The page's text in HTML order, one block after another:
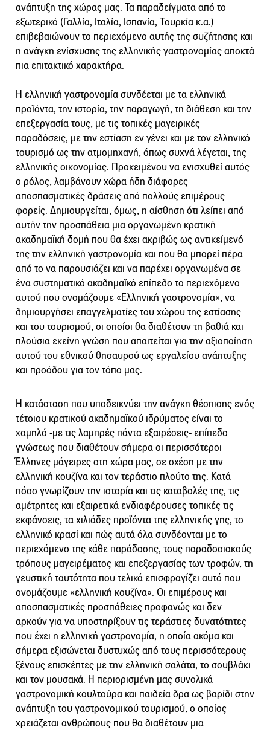
ανάπτυξη της χώρας μας. Τα παραδείγματα από το
εξωτερικό (Γαλλία, Ιταλία, Ισπανία, Τουρκία κ.α.)
επιβεβαιώνουν το περιεχόμενο αυτής της συζήτησης και
η ανάγκη ενίσχυσης της ελληνικής γαστρονομίας αποκτά
πια επιτακτικό χαρακτήρα.
Η ελληνική γαστρονομία συνδέεται με τα ελληνικά
προϊόντα, την ιστορία, την παραγωγή, τη διάθεση και την
επεξεργασία τους, με τις τοπικές μαγειρικές
παραδόσεις, με την εστίαση εν γένει και με τον ελληνικό
τουρισμό ως την ατμομηχανή, όπως συχνά λέγεται, της
ελληνικής οικονομίας. Προκειμένου να ενισχυθεί αυτός
ο ρόλος, λαμβάνουν χώρα ήδη διάφορες
αποσπασματικές δράσεις από πολλούς επιμέρους
φορείς. Δημιουργείται, όμως, η αίσθηση ότι λείπει από
αυτήν την προσπάθεια μια οργανωμένη κρατική
ακαδημαϊκή δομή που θα έχει ακριβώς ως αντικείμενό
της την ελληνική γαστρονομία και που θα μπορεί πέρα
από το να παρουσιάζει και να παρέχει οργανωμένα σε
ένα συστηματικό ακαδημαϊκό επίπεδο το περιεχόμενο
αυτού που ονομάζουμε «Ελληνική γαστρονομία», να
δημιουργήσει επαγγελματίες του χώρου της εστίασης
και του τουρισμού, οι οποίοι θα διαθέτουν τη βαθιά και
πλούσια εκείνη γνώση που απαιτείται για την αξιοποίηση
αυτού του εθνικού θησαυρού ως εργαλείου ανάπτυξης
και προόδου για τον τόπο μας.
Η κατάσταση που υποδεικνύει την ανάγκη θέσπισης ενός
τέτοιου κρατικού ακαδημαϊκού ιδρύματος είναι το
χαμηλό -με τις λαμπρές πάντα εξαιρέσεις- επίπεδο
γνώσεως που διαθέτουν σήμερα οι περισσότεροι
Έλληνες μάγειρες στη χώρα μας, σε σχέση με την
ελληνική κουζίνα και τον τεράστιο πλούτο της. Κατά
πόσο γνωρίζουν την ιστορία και τις καταβολές της, τις
αμέτρητες και εξαιρετικά ενδιαφέρουσες τοπικές τις
εκφάνσεις, τα χιλιάδες προϊόντα της ελληνικής γης, το
ελληνικό κρασί και πώς αυτά όλα συνδέονται με το
περιεχόμενο της κάθε παράδοσης, τους παραδοσιακούς
τρόπους μαγειρέματος και επεξεργασίας των τροφών, τη
γευστική ταυτότητα που τελικά επισφραγίζει αυτό που
ονομάζουμε «ελληνική κουζίνα». Οι επιμέρους και
αποσπασματικές προσπάθειες προφανώς και δεν
αρκούν για να υποστηρίξουν τις τεράστιες δυνατότητες
που έχει η ελληνική γαστρονομία, η οποία ακόμα και
σήμερα εξισώνεται δυστυχώς από τους περισσότερους
ξένους επισκέπτες με την ελληνική σαλάτα, το σουβλάκι
και τον μουσακά. Η περιορισμένη μας συνολικά
γαστρονομική κουλτούρα και παιδεία δρα ως βαρίδι στην
ανάπτυξη του γαστρονομικού τουρισμού, ο οποίος
χρειάζεται ανθρώπους που θα διαθέτουν μια